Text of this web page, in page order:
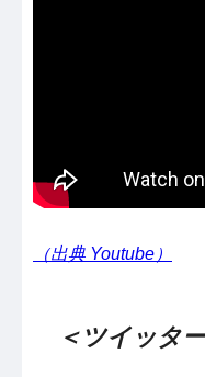
（出典 Youtube）
＜ツイッタ